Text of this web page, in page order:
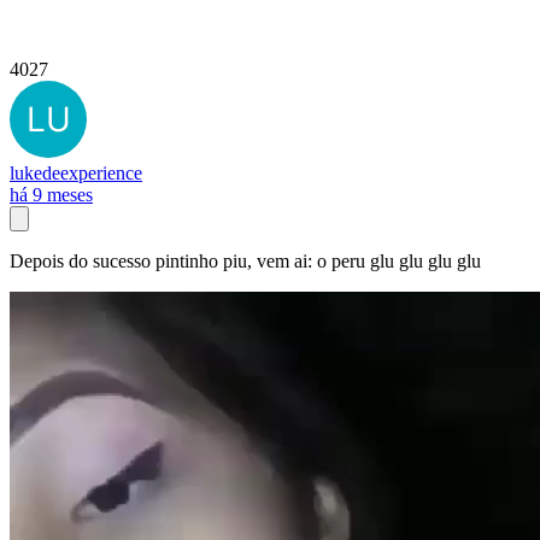
4027
lukedeexperience
há 9 meses
Depois do sucesso pintinho piu, vem ai: o peru glu glu glu glu